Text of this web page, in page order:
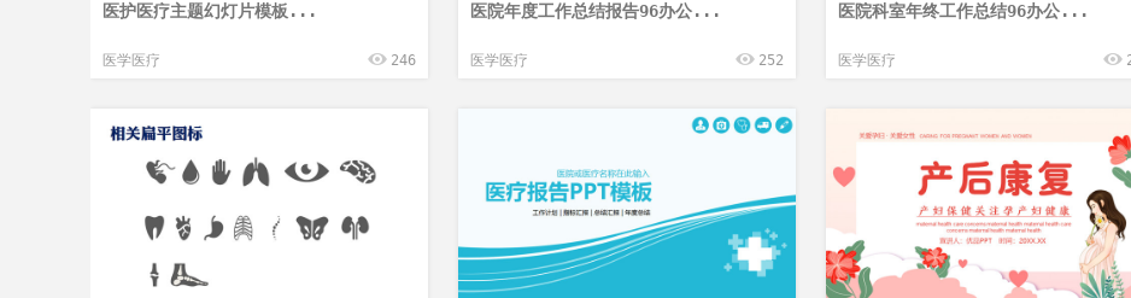
医护医疗主题幻灯片模板...
医学医疗 246
医院年度工作总结报告96办公...
医学医疗 252
医院科室年终工作总结96办公...
医学医疗